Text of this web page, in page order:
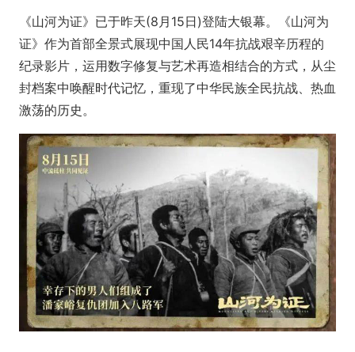
《山河为证》已于昨天(8月15日)登陆大银幕。《山河为
证》作为首部全景式展现中国人民14年抗战艰辛历程的
纪录影片，运用数字修复与艺术再造相结合的方式，从尘
封档案中唤醒时代记忆，重现了中华民族全民抗战、热血
激荡的历史。